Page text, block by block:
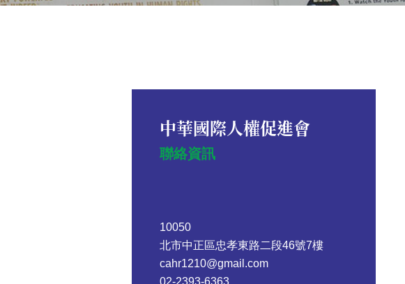
中華國際人權促進會
聯絡資訊
10050
北市中正區忠孝東路二段46號7樓
cahr1210@gmail.com
02-2393-6363